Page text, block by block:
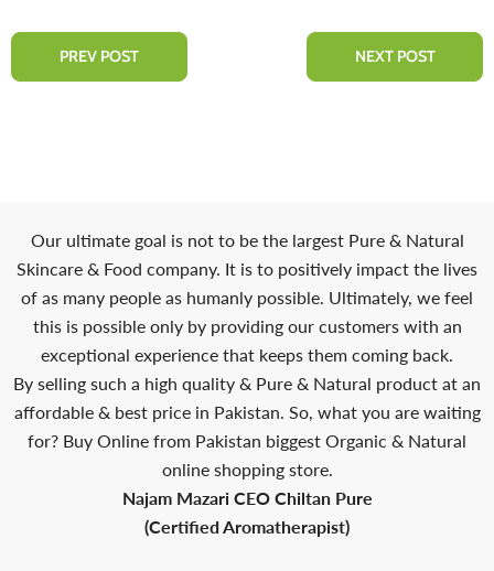
PREV POST NEXT POST
Our ultimate goal is not to be the largest Pure & Natural
Skincare & Food company. It is to positively impact the lives
of as many people as humanly possible. Ultimately, we feel
this is possible only by providing our customers with an
exceptional experience that keeps them coming back.
By selling such a high quality & Pure & Natural product at an
affordable & best price in Pakistan. So, what you are waiting
for? Buy Online from Pakistan biggest Organic & Natural
online shopping store.
Najam Mazari CEO Chiltan Pure
(Certified Aromatherapist)